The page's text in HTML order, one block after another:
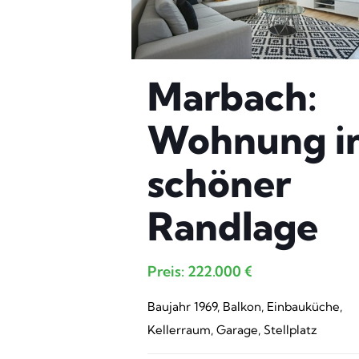
Marbach:
Wohnung
schöner
Randlage
Preis: 222.000 €
Baujahr 1969, Balkon, Einbauküche,
Kellerraum, Garage, Stellplatz